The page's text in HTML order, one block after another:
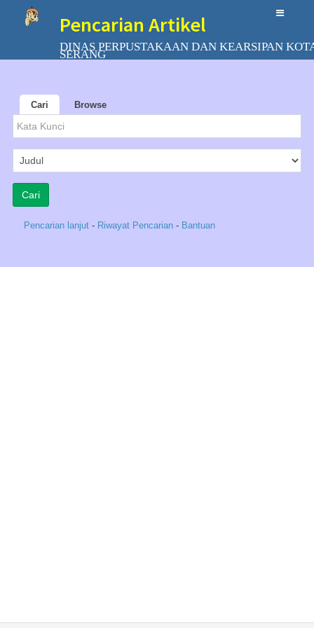
Pencarian Artikel
DINAS PERPUSTAKAAN DAN KEARSIPAN
SERANG
Cari Browse
Pencarian lanjut - Riwayat Pencarian - Bantuan